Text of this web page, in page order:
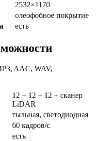
2532×1170
олеофобное покрытие
есть
AAC, WAV,
12 + 12 + 12 + сканер
LiDAR
тыльная, светодиодная
60 кадров/с
есть